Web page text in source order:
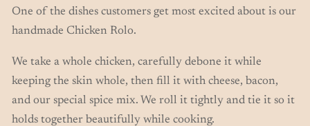
One of the dishes customers get most excited about is our
handmade Chicken Rolo.
We take a whole chicken, carefully debone it while
keeping the skin whole, then fill it with cheese, bacon,
and our special spice mix. We roll it tightly and tie it so it
holds together beautifully while cooking.